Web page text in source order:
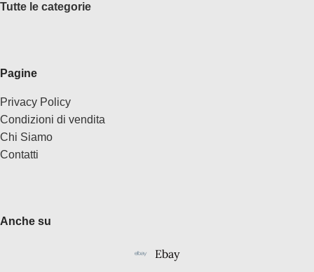
Tutte le categorie
Pagine
Privacy Policy
Condizioni di vendita
Chi Siamo
Contatti
Anche su
Ebay